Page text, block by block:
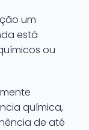
um
está
ou
química,
de até